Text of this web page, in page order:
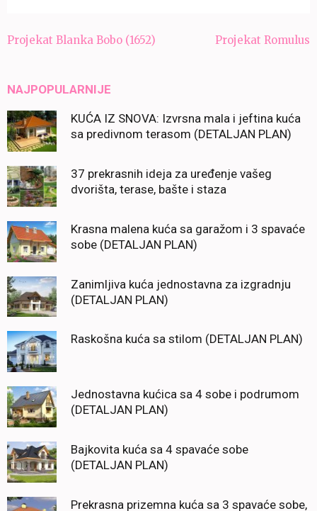
Navigacija
Projekat Blanka Bobo (1652) Projekat Romulus
NAJPOPULARNIJE
KUĆA IZ SNOVA: Izvrsna mala i jeftina kuća
sa predivnom terasom (DETALJAN PLAN)
37 prekrasnih ideja za uređenje vašeg
dvorišta, terase, bašte i staza
Krasna malena kuća sa garažom i 3 spavaće
sobe (DETALJAN PLAN)
Zanimljiva kuća jednostavna za izgradnju
(DETALJAN PLAN)
Raskošna kuća sa stilom (DETALJAN PLAN)
Jednostavna kućica sa 4 sobe i podrumom
(DETALJAN PLAN)
Bajkovita kuća sa 4 spavaće sobe
(DETALJAN PLAN)
Prekrasna prizemna kuća sa 3 spavaće sobe,